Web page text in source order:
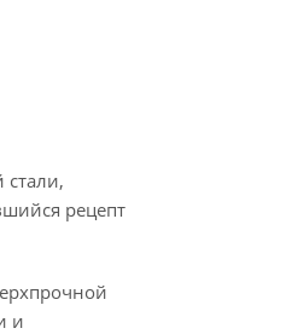
рецепт
и